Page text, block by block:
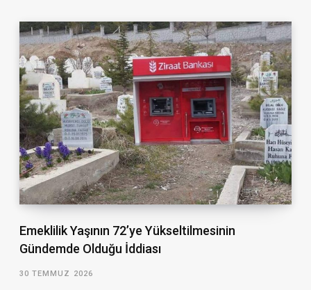
Emeklilik Yaşının 72’ye Yükseltilmesinin
Gündemde Olduğu İddiası
30 TEMMUZ 2026